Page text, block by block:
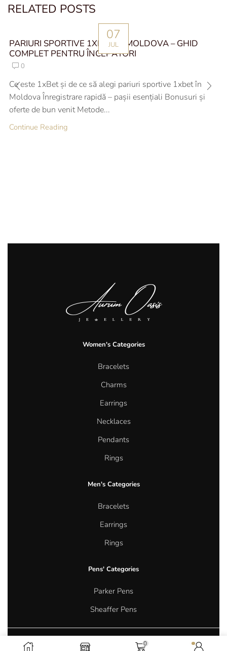
RELATED POSTS
07
JUL
PARIURI SPORTIVE 1XBET ÎN MOLDOVA – GHID
COMPLET PENTRU ÎNCEPĂTORI
0
Ce este 1xBet și de ce să alegi pariuri sportive 1xbet în
Moldova Înregistrare rapidă – pașii esențiali Bonusuri și
oferte de bun venit Metode...
Continue Reading
Women's Categories
Bracelets
Charms
Earrings
Necklaces
Pendants
Rings
Men's Categories
Bracelets
Earrings
Rings
Pens' Categories
Parker Pens
Sheaffer Pens
Copyright © 2026 Aurum Oasis Jewellery. All rights reserved.
0